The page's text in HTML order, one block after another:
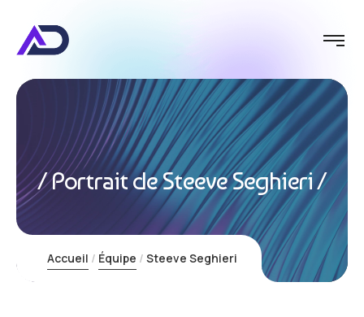
Portrait de Steeve Seghieri
Accueil Équipe Steeve Seghieri